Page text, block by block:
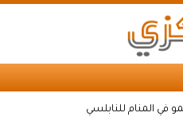
في المنام للنابلسي